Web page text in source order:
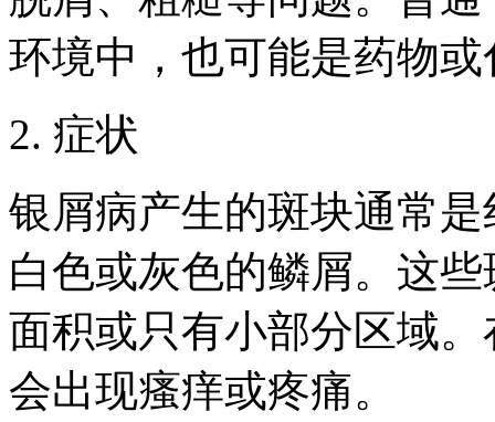
环境中，也可能是药物
2. 症状
银屑病产生的斑块通常
白色或灰色的鳞屑。这
面积或只有小部分区域
会出现瘙痒或疼痛。